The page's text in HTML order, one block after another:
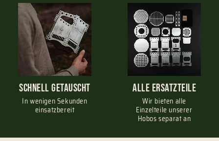
schnell getauscht
In wenigen Sekunden
einsatzbereit
Alle Ersatzteile
Wir bieten alle
Einzelteile unserer
Hobos separat an